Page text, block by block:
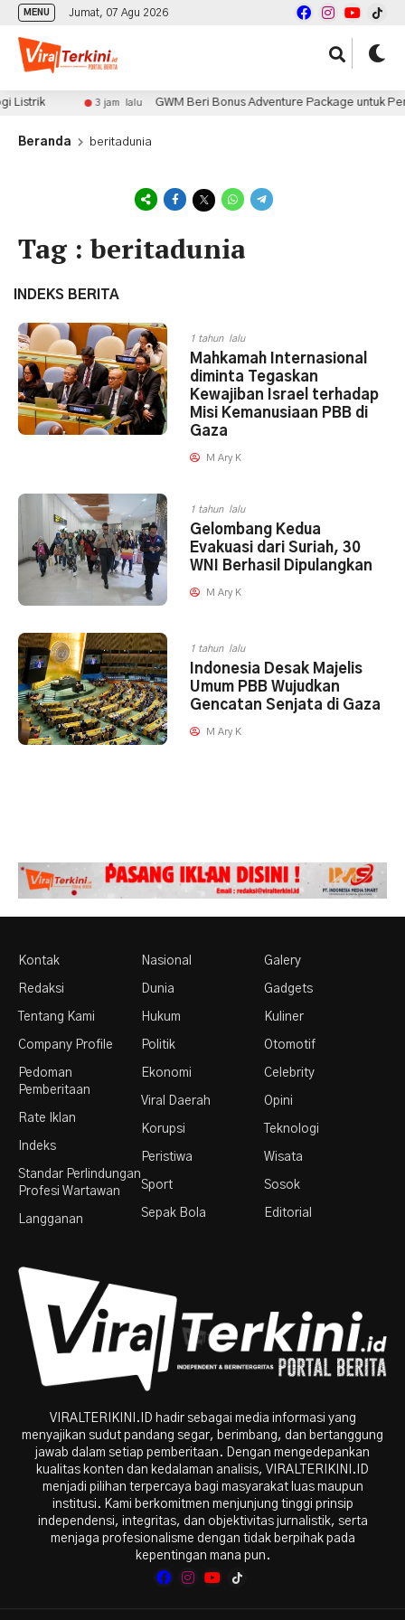
MENU Jumat, 07 Agu 2026
3 jam lalu GWM Beri Bonus Adventure Package untuk
Beranda beritadunia
Tag : beritadunia
INDEKS BERITA
1 tahun lalu
Mahkamah Internasional
diminta Tegaskan
Kewajiban Israel terhadap
Misi Kemanusiaan PBB di
Gaza
M Ary K
1 tahun lalu
Gelombang Kedua
Evakuasi dari Suriah, 30
WNI Berhasil Dipulangkan
M Ary K
1 tahun lalu
Indonesia Desak Majelis
Umum PBB Wujudkan
Gencatan Senjata di Gaza
M Ary K
Kontak
Redaksi
Tentang Kami
Company Profile
Pedoman
Pemberitaan
Rate Iklan
Indeks
Standar Perlindungan
Profesi Wartawan
Langganan
Nasional
Dunia
Hukum
Politik
Ekonomi
Viral Daerah
Korupsi
Peristiwa
Sport
Sepak Bola
Galery
Gadgets
Kuliner
Otomotif
Celebrity
Opini
Teknologi
Wisata
Sosok
Editorial
VIRALTERIKINI.ID hadir sebagai media informasi yang
menyajikan sudut pandang segar, berimbang, dan bertanggung
jawab dalam setiap pemberitaan. Dengan mengedepankan
kualitas konten dan kedalaman analisis, VIRALTERIKINI.ID
menjadi pilihan terpercaya bagi masyarakat luas maupun
institusi. Kami berkomitmen menjunjung tinggi prinsip
independensi, integritas, dan objektivitas jurnalistik, serta
menjaga profesionalisme dengan tidak berpihak pada
kepentingan mana pun.